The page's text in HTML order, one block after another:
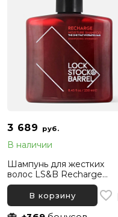
3 689 руб.
В наличии
Шампунь для жестких
волос LS&B Recharge
Moisture Shampoo, 250 мл
В корзину